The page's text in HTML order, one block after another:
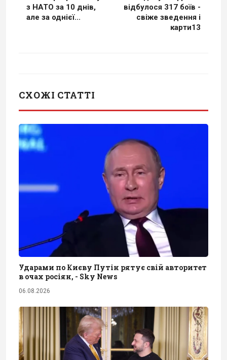
з НАТО за 10 днів,
але за однієї...
відбулося 317 боїв -
свіже зведення і
карти13
СХОЖІ СТАТТІ
Ударами по Києву Путін рятує свій авторитет
в очах росіян, - Sky News
06.08.2026